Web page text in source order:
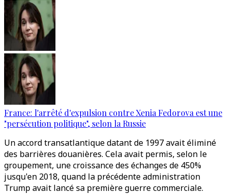
France: l'arrêté d'expulsion contre Xenia Fedorova est une
"persécution politique", selon la Russie
Un accord transatlantique datant de 1997 avait éliminé
des barrières douanières. Cela avait permis, selon le
groupement, une croissance des échanges de 450%
jusqu'en 2018, quand la précédente administration
Trump avait lancé sa première guerre commerciale.